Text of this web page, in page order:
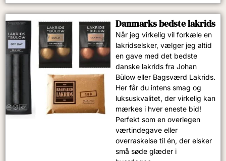
Danmarks bedste lakrids
Når jeg virkelig vil forkæle en
lakridselsker, vælger jeg altid
en gave med det bedste
danske lakrids fra Johan
Bülow eller Bagsværd Lakrids.
Her får du intens smag og
luksuskvalitet, der virkelig kan
mærkes i hver eneste bid!
Perfekt som en overlegen
værtindegave eller
overraskelse til én, der elsker
små søde glæder i